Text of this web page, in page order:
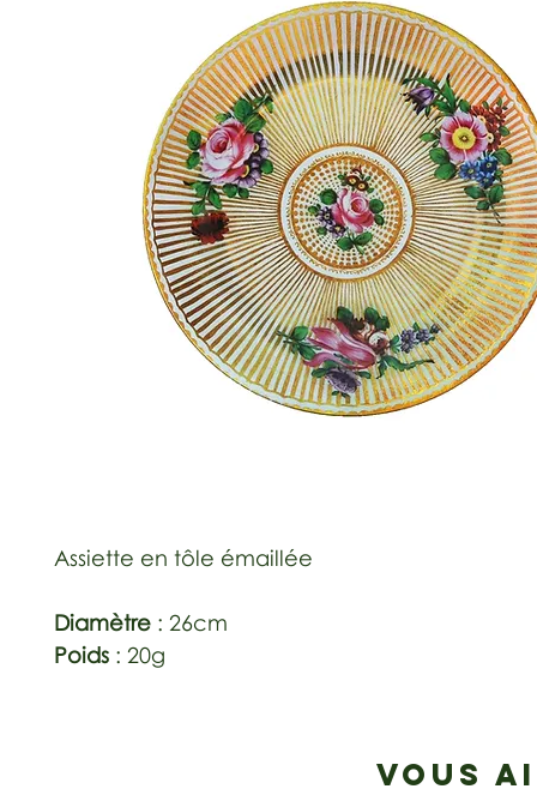
Assiette en tôle émaillée
Diamètre : 26cm
Poids : 20g
VOUS